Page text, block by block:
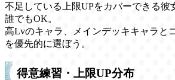
不足している上限UPをカバーできる彼
誰でもOK。
高Lvのキャラ、メインデッキキャラと
を優先的に選ぼう。
得意練習・上限UP分布